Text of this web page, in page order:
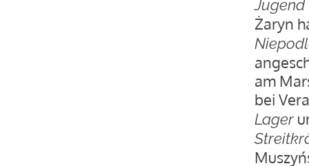
Jugend
Żaryn
am
bei
Lager